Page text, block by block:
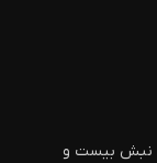
نبش بیست و